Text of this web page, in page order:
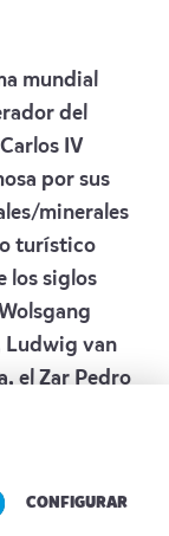
mundial
del
IV
por sus
minerales
turístico
los siglos
Ludwig van
el Zar Pedro
entre
de Cristal”
CONFIGURAR